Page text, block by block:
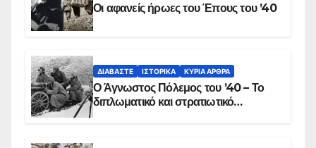
Οι αφανείς ήρωες του Έπους του ’40
ΔΙΑΒΆΣΤΕ ΙΣΤΟΡΙΚΆ ΚΥΡΙΑ ΑΡΘΡΑ
Ο Άγνωστος Πόλεμος του ’40 – Το
διπλωματικό και στρατιωτικό